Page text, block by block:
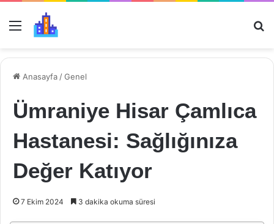
Menü
Anasayfa /Genel
Ümraniye Hisar Çamlıca
Hastanesi: Sağlığınıza
Değer Katıyor
7 Ekim 2024 3 dakika okuma süresi